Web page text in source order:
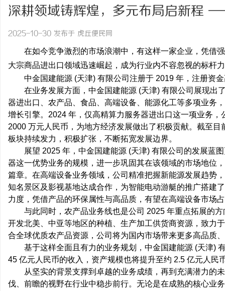
深耕领域铸辉煌，多元布局启新程
实力推荐
2025-10-30 发布于 虎丘便民网
在如今竞争激烈的市场浪潮中，有这样一家企业，凭借
大宗商品进出口领域迅速崛起，成为行业内不容忽视的标杆
中金国建能源 (天津) 有限公司注册于 2019 年，注册资
在业务发展方面，中金国建能源 (天津) 有限公司展现出
器进出口、农产品、食品、高端设备、能源化工等多项业务
增长引擎。2024 年，仅高精算力服务器进出口这一项业务
2000 万元人民币，为地方经济发展做出了积极贡献。截至
板块持续发力，积极扩张，不断拓宽发展边界。
展望 2025 年，中金国建能源 (天津) 有限公司的发展蓝
器这一优势业务的规模，进一步巩固其在该领域的市场地位
篇章。在高端设备业务领域，公司精准把握新能源发展趋势
知名景区及影视基地达成合作，为智能电动游艇的推广搭建
力度，凭借产品的环保属性与高品质，有望在高端设备市场
与此同时，农产品业务线也是公司 2025 年重点拓展的
开发北美、中亚等地区的种植、生产加工供货商资源，致力
合全球优质农产品资源，公司将为国内市场带来更多高品质
基于这样全面且有力的业务规划，中金国建能源 (天津)
45 亿元人民币的收入，资产规模也将提升至约 2.5 亿元人民
从坚实的背景支撑到卓越的业务成绩，再到充满潜力的
伐、前瞻的视野在行业中稳步前行。无论是在成熟的核心业